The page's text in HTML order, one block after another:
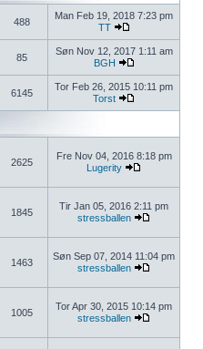
488
Man Feb 19, 2018 7:23 pm
TT
85
Søn Nov 12, 2017 1:11 am
BGH
6145
Tor Feb 26, 2015 10:11 pm
Torst
2625
Fre Nov 04, 2016 8:18 pm
Lugerity
1845
Tir Jan 05, 2016 2:11 pm
stressballen
1463
Søn Sep 07, 2014 11:04 pm
stressballen
1005
Tor Apr 30, 2015 10:14 pm
stressballen